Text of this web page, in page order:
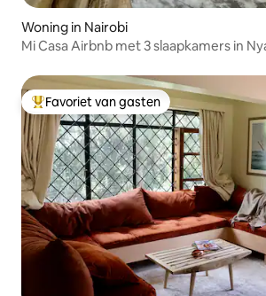
Woning in Nairobi
Mi Casa Airbnb met 3 slaapkamers in
Topfavoriet van gasten
Favoriet van gasten